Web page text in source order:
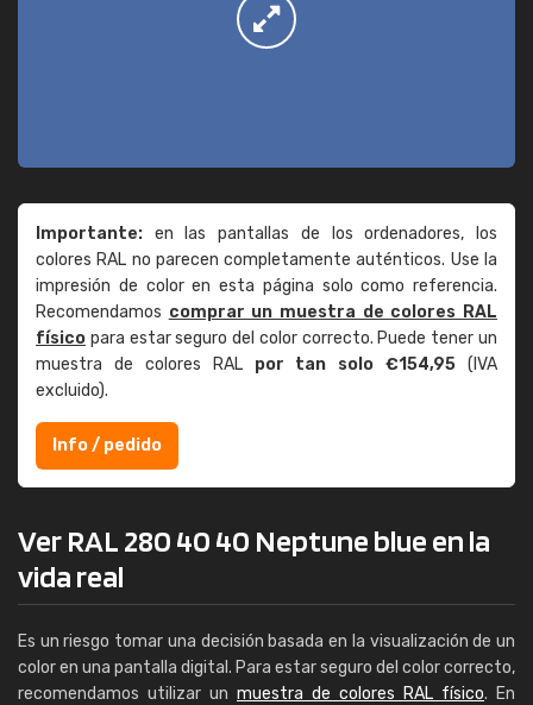
Importante: en las pantallas de los ordenadores, los
colores RAL no parecen completamente auténticos. Use la
impresión de color en esta página solo como referencia.
Recomendamos comprar un muestra de colores RAL
físico para estar seguro del color correcto. Puede tener un
muestra de colores RAL por tan solo €154,95 (IVA
excluido).
Info / pedido
Ver RAL 280 40 40 Neptune blue en la
vida real
Es un riesgo tomar una decisión basada en la visualización de un
color en una pantalla digital. Para estar seguro del color correcto,
recomendamos utilizar un muestra de colores RAL físico. En